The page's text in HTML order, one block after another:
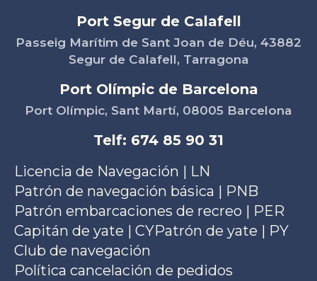
Port Segur de Calafell
Passeig Marítim de Sant Joan de Déu, 43882
Segur de Calafell, Tarragona
Port Olímpic de Barcelona
Port Olímpic, Sant Martí, 08005 Barcelona
Telf: 674 85 90 31
Licencia de Navegación | LN
Patrón de navegación básica | PNB
Patrón embarcaciones de recreo | PER
Capitán de yate | CYPatrón de yate | PY
Club de navegación
Política cancelación de pedidos